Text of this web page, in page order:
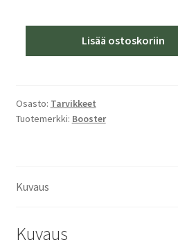
Lisää ostoskoriin
Osasto: Tarvikkeet
Tuotemerkki: Booster
Kuvaus
Kuvaus